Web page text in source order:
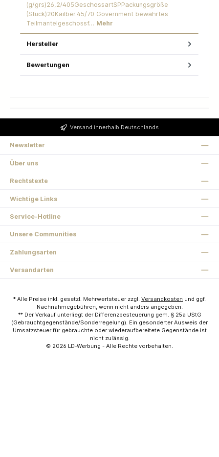
(g/grs)26,2/405GeschossartSPPackungsgröße
(Stück)20Kailber.45/70 Government bewährtes
Teilmantelgeschossf… Mehr
Hersteller
Bewertungen
Versand innerhalb Deutschlands
Newsletter
Über uns
Rechtstexte
Wichtige Links
Service-Hotline
Unsere Communities
Zahlungsarten
Versandarten
* Alle Preise inkl. gesetzl. Mehrwertsteuer zzgl. Versandkosten und ggf.
Nachnahmegebühren, wenn nicht anders angegeben.
** Der Verkauf unterliegt der Differenzbesteuerung gem. § 25a UStG
(Gebrauchtgegenstände/Sonderregelung). Ein gesonderter Ausweis der
Umsatzsteuer für gebrauchte oder wiederaufbereitete Gegenstände ist
nicht zulässig.
© 2026 LD-Werbung - Alle Rechte vorbehalten.